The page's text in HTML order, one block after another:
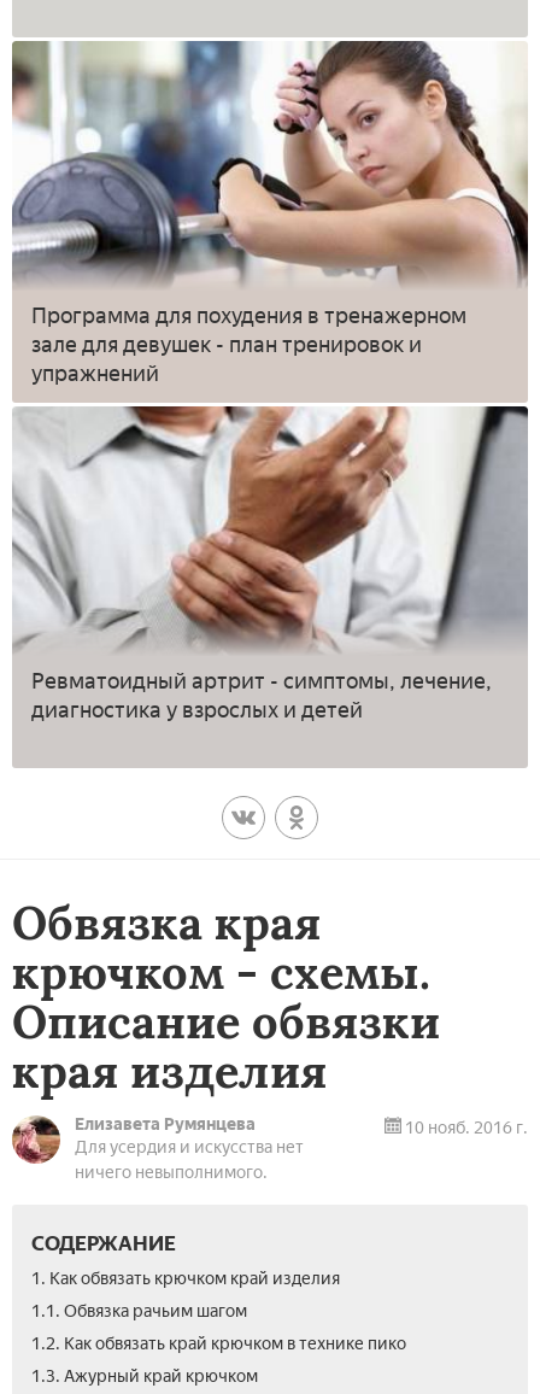
Программа для похудения в тренажерном
зале для девушек - план тренировок и
упражнений
Ревматоидный артрит - симптомы, лечение,
диагностика у взрослых и детей
Обвязка края
крючком - схемы.
Описание обвязки
края изделия
Елизавета Румянцева
Для усердия и искусства нет
ничего невыполнимого.
10 нояб. 2016 г.
СОДЕРЖАНИЕ
1. Как обвязать крючком край изделия
1.1. Обвязка рачьим шагом
1.2. Как обвязать край крючком в технике пико
1.3. Ажурный край крючком